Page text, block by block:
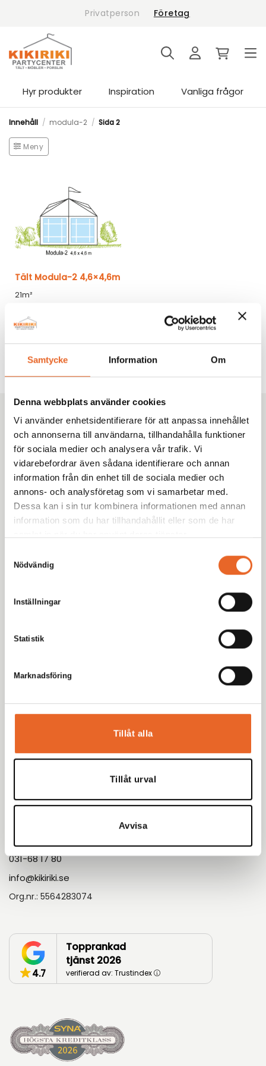
Samtycke Information Om
Denna webbplats använder cookies
Vi använder enhetsidentifierare för att anpassa innehållet
och annonserna till användarna, tillhandahålla funktioner
för sociala medier och analysera vår trafik. Vi
vidarebefordrar även sådana identifierare och annan
information från din enhet till de sociala medier och
annons- och analysföretag som vi samarbetar med.
Dessa kan i sin tur kombinera informationen med annan
information som du har tillhandahållit eller som de har
Nödvändig
Inställningar
Statistik
Marknadsföring
Tillåt alla
Tillåt urval
Avvisa
Privatperson Företag
Hyr produkter Inspiration Vanliga frågor
Innehåll / modula-2 / Sida 2
Meny
Tält Modula-2 4,6×4,6m
21m²
2 380,00
1 2
Kikiriki Partycenter
Sedan 1993 har vi hjälpt tusentals kunder i Göteborg
med omnejd med uthyrning av tält, möbler och porslin
till fester, bröllop och företagsevent. Tryggt. Proffsigt.
Enkelt.
Inspiration
Möbleringsguiden
Kundinformation
Om oss
031-68 17 80
info@kikiriki.se
Org.nr.: 5564283074
4.7
Topprankad
tjänst 2026
verifierad av: Trustindex